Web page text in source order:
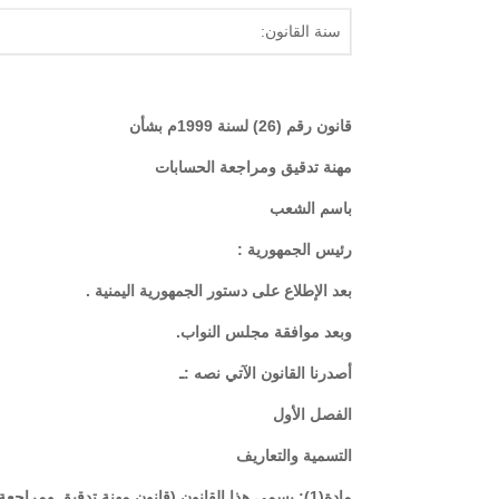
سنة القانون:
قانون رقم (26) لسنة 1999م بشأن
مهنة تدقيق ومراجعة الحسابات
باسم الشعب
رئيس الجمهورية :
بعد الإطلاع على دستور الجمهورية اليمنية .
وبعد موافقة مجلس النواب.
أصدرنا القانون الآتي نصه :ـ
الفصل الأول
التسمية والتعاريف